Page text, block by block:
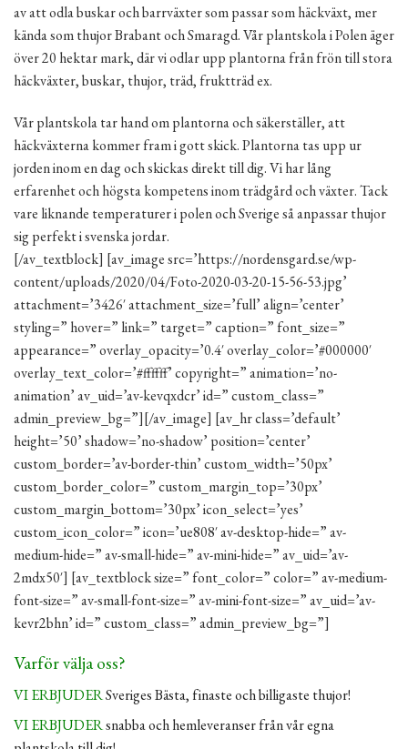
av att odla buskar och barrväxter som passar som häckväxt, mer
kända som thujor Brabant och Smaragd. Vår plantskola i Polen äger
över 20 hektar mark, där vi odlar upp plantorna från frön till stora
häckväxter, buskar, thujor, träd, fruktträd ex.
Vår plantskola tar hand om plantorna och säkerställer, att
häckväxterna kommer fram i gott skick. Plantorna tas upp ur
jorden inom en dag och skickas direkt till dig. Vi har lång
erfarenhet och högsta kompetens inom trädgård och växter. Tack
vare liknande temperaturer i polen och Sverige så anpassar thujor
sig perfekt i svenska jordar.
[/av_textblock] [av_image src=’https://nordensgard.se/wp-
content/uploads/2020/04/Foto-2020-03-20-15-56-53.jpg’
attachment=’3426′ attachment_size=’full’ align=’center’
styling=” hover=” link=” target=” caption=” font_size=”
appearance=” overlay_opacity=’0.4′ overlay_color=’#000000′
overlay_text_color=’#ffffff’ copyright=” animation=’no-
animation’ av_uid=’av-kevqxdcr’ id=” custom_class=”
admin_preview_bg=”][/av_image] [av_hr class=’default’
height=’50’ shadow=’no-shadow’ position=’center’
custom_border=’av-border-thin’ custom_width=’50px’
custom_border_color=” custom_margin_top=’30px’
custom_margin_bottom=’30px’ icon_select=’yes’
custom_icon_color=” icon=’ue808′ av-desktop-hide=” av-
medium-hide=” av-small-hide=” av-mini-hide=” av_uid=’av-
2mdx50′] [av_textblock size=” font_color=” color=” av-medium-
font-size=” av-small-font-size=” av-mini-font-size=” av_uid=’av-
kevr2bhn’ id=” custom_class=” admin_preview_bg=”]
Varför välja oss?
VI ERBJUDERSveriges Bästa, finaste och billigaste thujor!
VI ERBJUDERsnabba och hemleveranser från vår egna